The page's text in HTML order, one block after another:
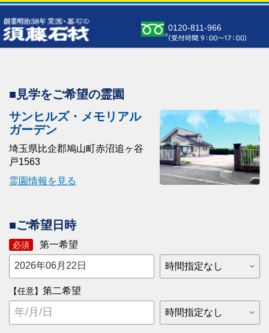
0120-811-966
■見学をご希望の霊園
サンヒルズ・メモリアル
ガーデン
埼玉県比企郡鳩山町赤沼追ヶ谷
戸1563
霊園情報を見る
■ご希望日時
必須 第一希望
【任意】 第二希望